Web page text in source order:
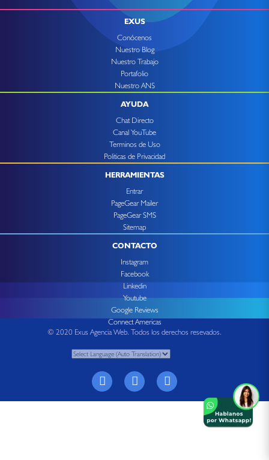
EXUS
Conócenos
Nuestro Blog
Nuestro Trabajo
Portafolio
Nuestro ANS
AYUDA
Chat Directo
Canal YouTube
Terminos de Uso
Politicas de Privacidad
HERRAMIENTAS
Entrar
PageGear Mailer
PageGear SMS
Sitemap
CONTACTO
Instagram
Facebook
Linkedin
Youtube
Google Reviews
Connect Americas
© 2020 Exus Agencia Web. Todos los derechos resevados.